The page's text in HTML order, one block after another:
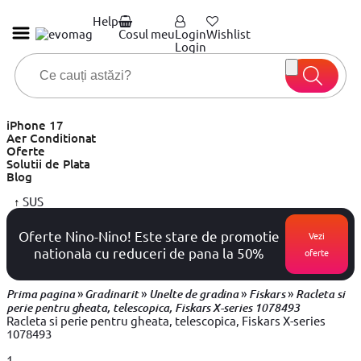
Help
Cosul meuLogin
Login
Wishlist
iPhone 17
Aer Conditionat
Oferte
Solutii de Plata
Blog
↑ SUS
Oferte Nino-Nino! Este stare de promotie
nationala cu reduceri de pana la 50%
Vezi
oferte
Prima pagina»Gradinarit» Unelte de gradina» Fiskars» Racleta si
perie pentru gheata, telescopica, Fiskars X-series 1078493
Racleta si perie pentru gheata, telescopica, Fiskars X-series
1078493